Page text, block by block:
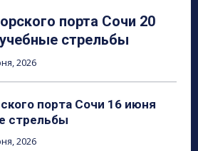
порта Сочи 20
стрельбы
2026
порта Сочи 16 июня
стрельбы
2026